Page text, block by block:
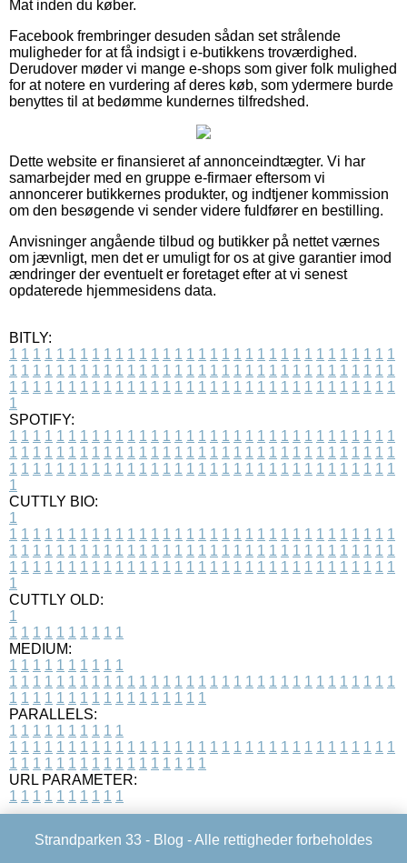
Mat inden du køber.
Facebook frembringer desuden sådan set strålende
muligheder for at få indsigt i e-butikkens troværdighed.
Derudover møder vi mange e-shops som giver folk mulighed
for at notere en vurdering af deres køb, som ydermere burde
benyttes til at bedømme kundernes tilfredshed.
Dette website er finansieret af annonceindtægter. Vi har
samarbejder med en gruppe e-firmaer eftersom vi
annoncerer butikkernes produkter, og indtjener kommission
om den besøgende vi sender videre fuldfører en bestilling.
Anvisninger angående tilbud og butikker på nettet værnes
om jævnligt, men det er umuligt for os at give garantier imod
ændringer der eventuelt er foretaget efter at vi senest
opdaterede hjemmesidens data.
BITLY:
1 1 1 1 1 1 1 1 1 1 1 1 1 1 1 1 1 1 1 1 1 1 1 1 1 1 1 1 1 1 1 1 1
1 1 1 1 1 1 1 1 1 1 1 1 1 1 1 1 1 1 1 1 1 1 1 1 1 1 1 1 1 1 1 1 1
1 1 1 1 1 1 1 1 1 1 1 1 1 1 1 1 1 1 1 1 1 1 1 1 1 1 1 1 1 1 1 1 1
1
SPOTIFY:
1 1 1 1 1 1 1 1 1 1 1 1 1 1 1 1 1 1 1 1 1 1 1 1 1 1 1 1 1 1 1 1 1
1 1 1 1 1 1 1 1 1 1 1 1 1 1 1 1 1 1 1 1 1 1 1 1 1 1 1 1 1 1 1 1 1
1 1 1 1 1 1 1 1 1 1 1 1 1 1 1 1 1 1 1 1 1 1 1 1 1 1 1 1 1 1 1 1 1
1
CUTTLY BIO:
1
1 1 1 1 1 1 1 1 1 1 1 1 1 1 1 1 1 1 1 1 1 1 1 1 1 1 1 1 1 1 1 1 1
1 1 1 1 1 1 1 1 1 1 1 1 1 1 1 1 1 1 1 1 1 1 1 1 1 1 1 1 1 1 1 1 1
1 1 1 1 1 1 1 1 1 1 1 1 1 1 1 1 1 1 1 1 1 1 1 1 1 1 1 1 1 1 1 1 1
1
CUTTLY OLD:
1
1 1 1 1 1 1 1 1 1 1
MEDIUM:
1 1 1 1 1 1 1 1 1 1
1 1 1 1 1 1 1 1 1 1 1 1 1 1 1 1 1 1 1 1 1 1 1 1 1 1 1 1 1 1 1 1 1
1 1 1 1 1 1 1 1 1 1 1 1 1 1 1 1 1
PARALLELS:
1 1 1 1 1 1 1 1 1 1
1 1 1 1 1 1 1 1 1 1 1 1 1 1 1 1 1 1 1 1 1 1 1 1 1 1 1 1 1 1 1 1 1
1 1 1 1 1 1 1 1 1 1 1 1 1 1 1 1 1
URL PARAMETER:
1 1 1 1 1 1 1 1 1 1
Strandparken 33 - Blog - Alle rettigheder forbeholdes